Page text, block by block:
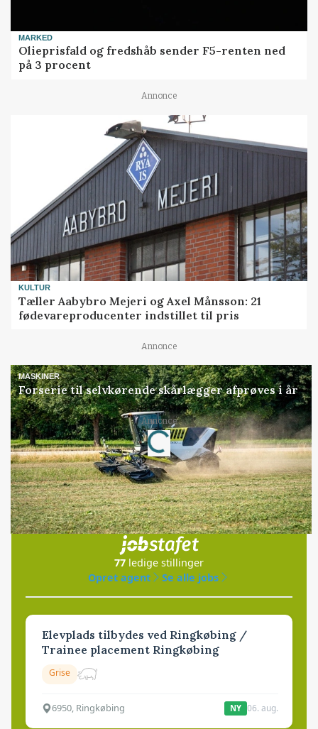
MARKED
Olieprisfald og fredshåb sender F5-renten ned
på 3 procent
Annonce
KULTUR
Tæller Aabybro Mejeri og Axel Månsson: 21
fødevareproducenter indstillet til pris
Annonce
MASKINER
Forserie til selvkørende skårlægger afprøves i år
Annonce
Loading...
Jobs
i samarbejde med
77 ledige stillinger
Opret agent
Se alle jobs
Elevplads tilbydes ved Ringkøbing /
Trainee placement Ringkøbing
Grise
6950, Ringkøbing NY 06. aug.